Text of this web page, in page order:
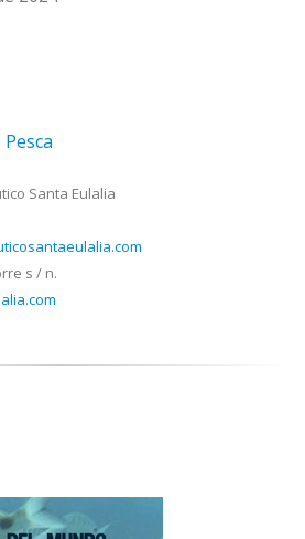
Santa Eulalia
s / n.